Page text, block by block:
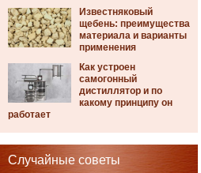
Известняковый
щебень: преимущества
материала и варианты
применения
Как устроен
самогонный
дистиллятор и по
какому принципу он
работает
Случайные советы